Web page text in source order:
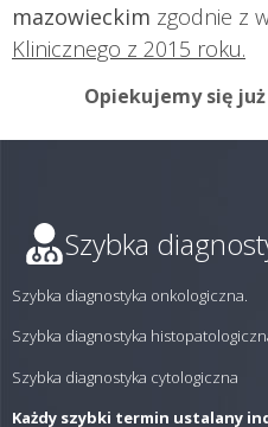
mazowieckim zgodnie z
Klinicznego z 2015 roku.
Opiekujemy się
Szybka
Szybka diagnostyka onkologiczna.
Szybka diagnostyka
Szybka diagnostyka cytologiczna
Każdy szybki termin ustalany